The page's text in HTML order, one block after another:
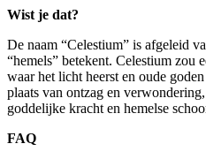
Wist je dat?
De naam “Celestium” is afgeleid
“hemels” betekent. Celestium zou
waar het licht heerst en oude
plaats van ontzag en
goddelijke kracht en hemelse
FAQ